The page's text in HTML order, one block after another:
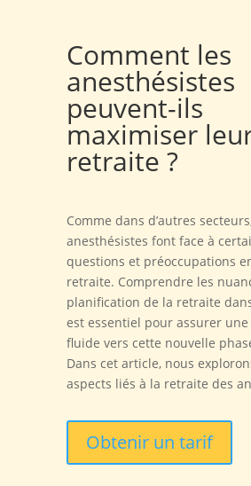
Comment les
anesthésistes
peuvent-ils
maximiser
retraite ?
Comme dans d’autres
anesthésistes font face à
questions et préoccupations
retraite. Comprendre les
planification de la retraite
est essentiel pour assurer
fluide vers cette nouvelle
Dans cet article, nous
aspects liés à la retraite des
Obtenir un tarif